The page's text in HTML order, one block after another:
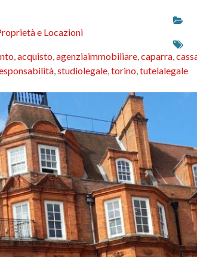
e Locazioni
,acquisto,agenziaimmobiliare,caparra,
,studiolegale,torino,tutelalegale